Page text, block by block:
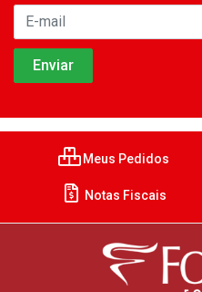
Meus Pedidos
Notas Fiscais